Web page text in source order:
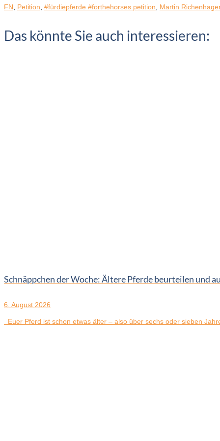
FN Petition #fürdiepferde #forthehorses petition Martin
Das könnte Sie auch interessieren:
Schnäppchen der Woche: Ältere Pferde beurteilen und
6. August 2026
Euer Pferd ist schon etwas älter – also über sechs oder sieben Jahre